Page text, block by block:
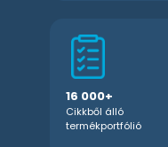
16 000+
Cikkből álló
termékportfólió
Cikkből álló
termékportfólió